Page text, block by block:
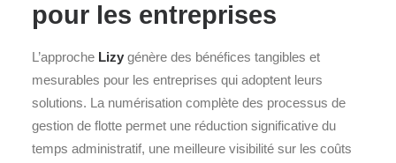
pour les entreprises
L’approche Lizy génère des bénéfices tangibles et
mesurables pour les entreprises qui adoptent leurs
solutions. La numérisation complète des processus de
gestion de flotte permet une réduction significative du
temps administratif, une meilleure visibilité sur les coûts